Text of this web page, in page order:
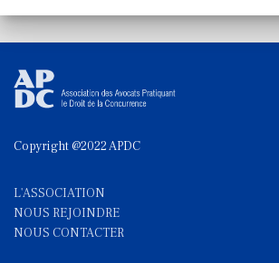
Copyright @2022 APDC
L'ASSOCIATION
NOUS REJOINDRE
NOUS CONTACTER